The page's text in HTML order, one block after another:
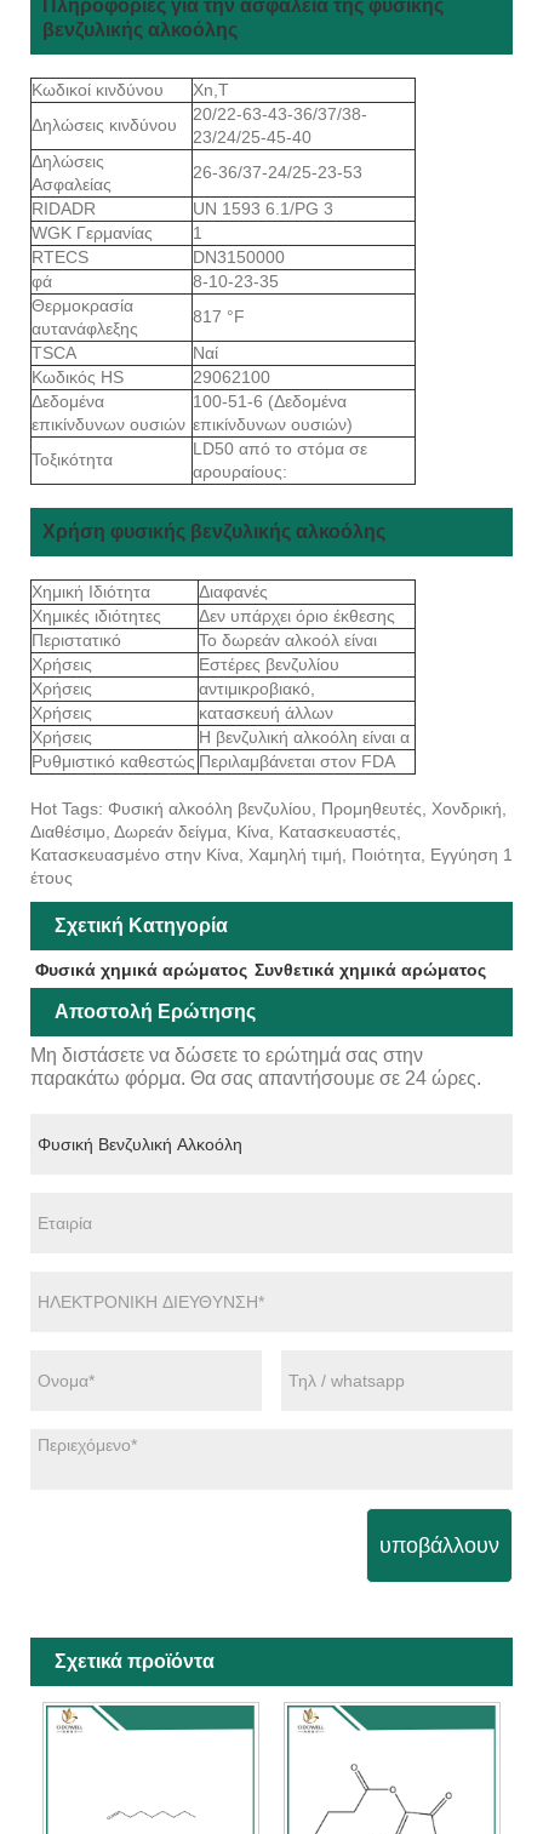
Πληροφορίες για την ασφάλεια της φυσικής
βενζυλικής αλκοόλης
Κωδικοί κινδύνου
Xn,T
Δηλώσεις κινδύνου
20/22-63-43-36/37/38-
23/24/25-45-40
Δηλώσεις
Ασφαλείας
26-36/37-24/25-23-53
RIDADR
UN 1593 6.1/PG 3
WGK Γερμανίας
1
RTECS
DN3150000
φά
8-10-23-35
Θερμοκρασία
αυτανάφλεξης
817 °F
TSCA
Ναί
Κωδικός HS
29062100
Δεδομένα
επικίνδυνων ουσιών
100-51-6 (Δεδομένα
επικίνδυνων ουσιών)
Τοξικότητα
LD50 από το στόμα σε
αρουραίους:
Χρήση φυσικής βενζυλικής αλκοόλης
Χημική Ιδιότητα
Διαφανές
Χημικές ιδιότητες
Δεν υπάρχει όριο έκθεσης
Περιστατικό
Το δωρεάν αλκοόλ είναι
Χρήσεις
Εστέρες βενζυλίου
Χρήσεις
αντιμικροβιακό,
Χρήσεις
κατασκευή άλλων
Χρήσεις
Η βενζυλική αλκοόλη είναι α
Ρυθμιστικό καθεστώς Περιλαμβάνεται στον FDA
Hot Tags: Φυσική αλκοόλη βενζυλίου, Προμηθευτές, Χονδρική,
Διαθέσιμο, Δωρεάν δείγμα, Κίνα, Κατασκευαστές,
Κατασκευασμένο στην Κίνα, Χαμηλή τιμή, Ποιότητα, Εγγύηση 1
έτους
Σχετική Κατηγορία
Φυσικά χημικά αρώματος Συνθετικά χημικά αρώματος
Αποστολή Ερώτησης
Μη διστάσετε να δώσετε το ερώτημά σας στην
παρακάτω φόρμα. Θα σας απαντήσουμε σε 24 ώρες.
υποβάλλουν
Σχετικά προϊόντα